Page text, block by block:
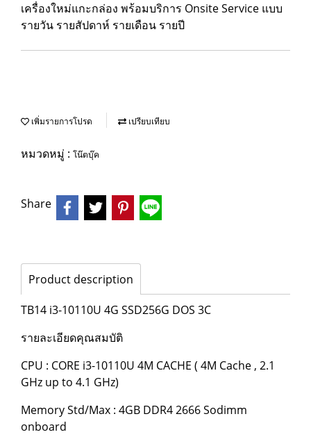
เครื่องใหม่แกะกล่อง พร้อมบริการ Onsite Service แบบ
รายวัน รายสัปดาห์ รายเดือน รายปี
เพิ่มรายการโปรด เปรียบเทียบ
หมวดหมู่ : โน๊ตบุ๊ค
Share
Product description
TB14 i3-10110U 4G SSD256G DOS 3C
รายละเอียดคุณสมบัติ
CPU : CORE i3-10110U 4M CACHE ( 4M Cache , 2.1
GHz up to 4.1 GHz)
Memory Std/Max : 4GB DDR4 2666 Sodimm
onboard